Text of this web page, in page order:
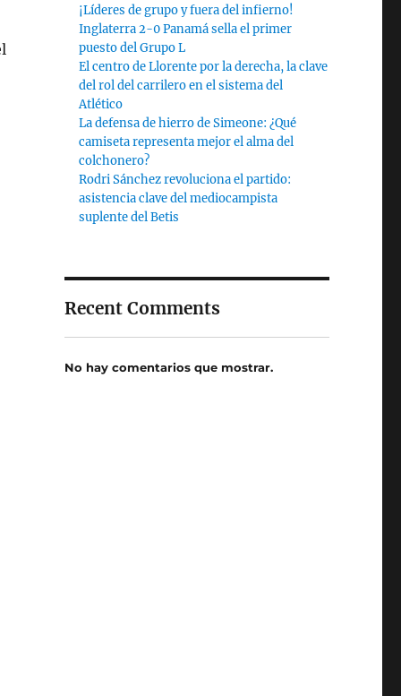
¡Líderes de grupo y fuera del infierno!
Inglaterra 2-0 Panamá sella el primer
puesto del Grupo L
El centro de Llorente por la derecha, la clave
del rol del carrilero en el sistema del
Atlético
La defensa de hierro de Simeone: ¿Qué
camiseta representa mejor el alma del
colchonero?
Rodri Sánchez revoluciona el partido:
asistencia clave del mediocampista
suplente del Betis
Recent Comments
No hay comentarios que mostrar.